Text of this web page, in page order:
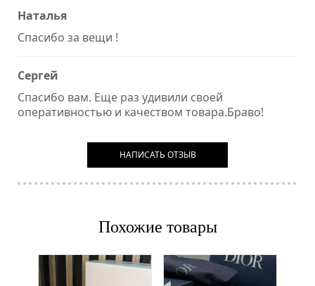
Наталья
Спасибо за вещи !
Сергей
Спасибо вам. Еще раз удивили своей
оперативностью и качеством товара.Браво!
НАПИСАТЬ ОТЗЫВ
Похожие товары